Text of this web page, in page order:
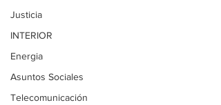
Justicia
INTERIOR
Energia
Asuntos Sociales
Telecomunicación